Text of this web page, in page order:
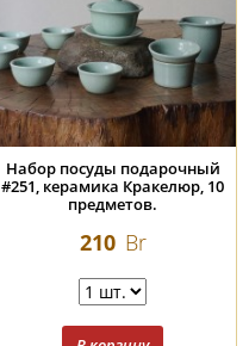
Набор посуды подарочный
#251, керамика Кракелюр, 10
предметов.
210 Br